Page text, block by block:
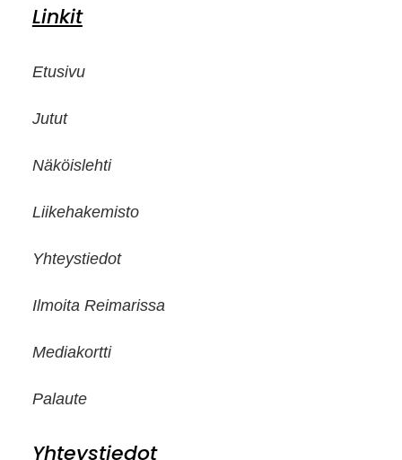
Linkit
Etusivu
Jutut
Näköislehti
Liikehakemisto
Yhteystiedot
Ilmoita Reimarissa
Mediakortti
Palaute
Yhteystiedot